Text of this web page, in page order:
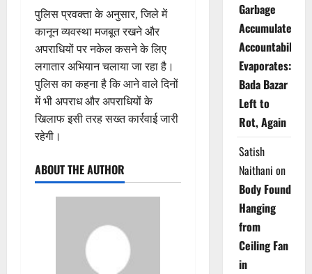
पुलिस प्रवक्ता के अनुसार, जिले में
कानून व्यवस्था मजबूत रखने और
अपराधियों पर नकेल कसने के लिए
लगातार अभियान चलाया जा रहा है।
पुलिस का कहना है कि आने वाले दिनों
में भी अपराध और अपराधियों के
खिलाफ इसी तरह सख्त कार्रवाई जारी
रहेगी।
ABOUT THE AUTHOR
Garbage
Accumulates,
Accountability
Evaporates:
Bada Bazar
Left to
Rot, Again
Satish
Naithani on
Body Found
Hanging
from
Ceiling Fan
in